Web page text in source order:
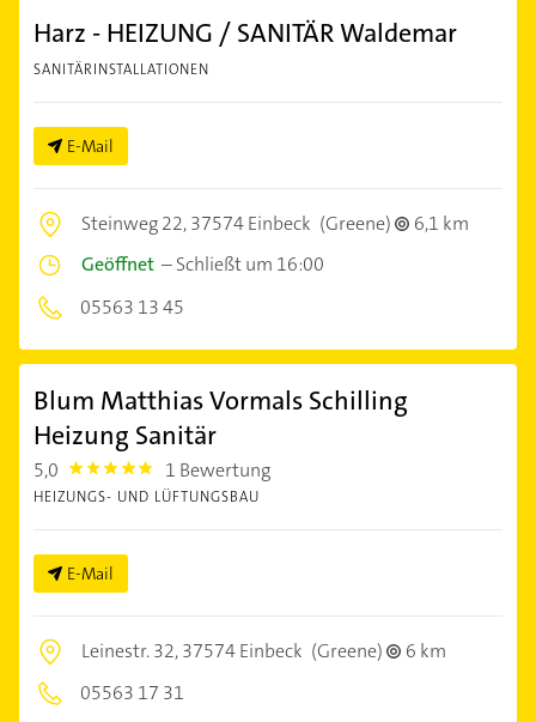
Harz - HEIZUNG / SANITÄR Waldemar
SANITÄRINSTALLATIONEN
E-Mail
Steinweg 22,37574 Einbeck (Greene)
6,1 km
Geöffnet –Schließt um 16:00
05563 13 45
Blum Matthias Vormals Schilling
Heizung Sanitär
5,0 5.0 1 Bewertung
HEIZUNGS- UND LÜFTUNGSBAU
E-Mail
Leinestr. 32,37574 Einbeck (Greene)
6 km
05563 17 31